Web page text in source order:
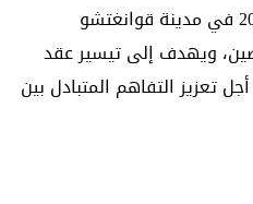
انطلق مؤتمر “فهم الصين” 2020 في مدينة قوانغتشو
ويهدف إلى تيسير عقد
تعزيز التفاهم المتبادل بين